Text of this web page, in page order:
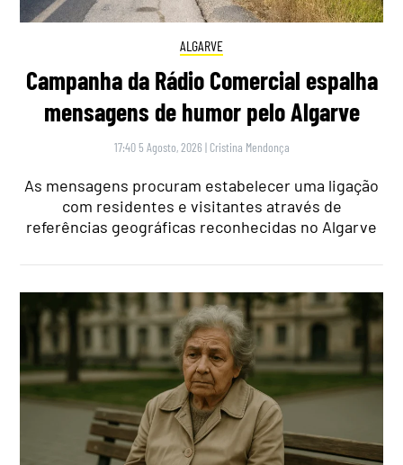
ALGARVE
Campanha da Rádio Comercial espalha
mensagens de humor pelo Algarve
17:40 5 Agosto, 2026 | Cristina Mendonça
As mensagens procuram estabelecer uma ligação
com residentes e visitantes através de
referências geográficas reconhecidas no Algarve